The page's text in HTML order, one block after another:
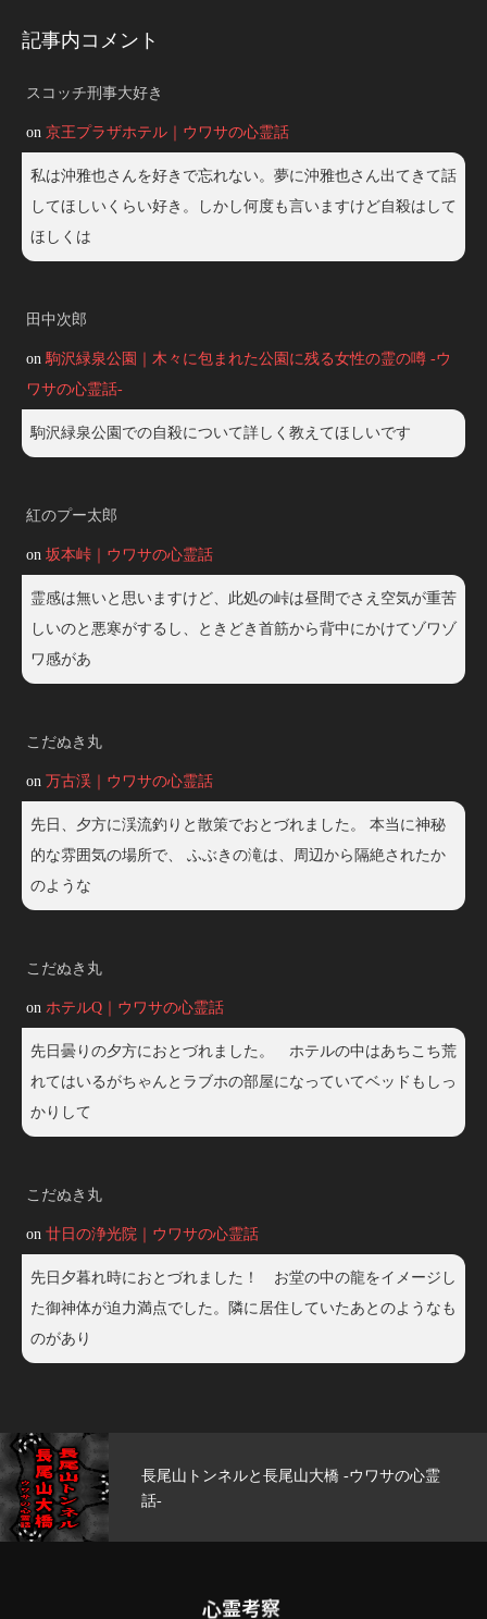
記事内コメント
スコッチ刑事大好き
on 京王プラザホテル｜ウワサの心霊話
私は沖雅也さんを好きで忘れない。夢に沖雅也さん出てきて話
してほしいくらい好き。しかし何度も言いますけど自殺はして
ほしくは
田中次郎
on駒沢緑泉公園｜木々に包まれた公園に残る女性の霊の噂 -ウ
ワサの心霊話-
駒沢緑泉公園での自殺について詳しく教えてほしいです
紅のプー太郎
on 坂本峠｜ウワサの心霊話
霊感は無いと思いますけど、此処の峠は昼間でさえ空気が重苦
しいのと悪寒がするし、ときどき首筋から背中にかけてゾワゾ
ワ感があ
こだぬき丸
on 万古渓｜ウワサの心霊話
先日、夕方に渓流釣りと散策でおとづれました。 本当に神秘
的な雰囲気の場所で、 ふぶきの滝は、周辺から隔絶されたか
のような
こだぬき丸
on ホテルQ｜ウワサの心霊話
先日曇りの夕方におとづれました。 ホテルの中はあちこち荒
れてはいるがちゃんとラブホの部屋になっていてベッドもしっ
かりして
こだぬき丸
on 廿日の浄光院｜ウワサの心霊話
先日夕暮れ時におとづれました！ お堂の中の龍をイメージし
た御神体が迫力満点でした。隣に居住していたあとのようなも
のがあり
霊
玄武洞公園 -ウワサの心霊話-
心霊考察